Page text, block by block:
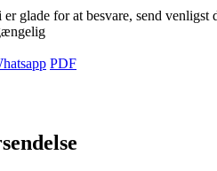
glade for at besvare, send venligst
PDF